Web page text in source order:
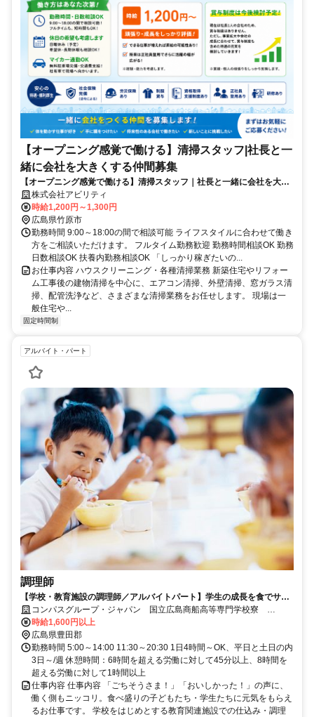
【オープニング感覚で働ける】清掃スタッフ|社長と一
緒に会社を大きくする仲間募集
【オープニング感覚で働ける】清掃スタッフ｜社長と一緒に会社を大き
くする仲間募集
株式会社アビリティ
時給1,200円～1,300円
広島県竹原市
勤務時間 9:00～18:00の間で相談可能 ライフスタイルに合わせて働き
方をご相談いただけます。 フルタイム勤務歓迎 勤務時間相談OK 勤務
日数相談OK 扶養内勤務相談OK 「しっかり稼ぎたいの...
お仕事内容 ハウスクリーニング・各種清掃業務 新築住宅やリフォー
ム工事後の建物清掃を中心に、エアコン清掃、外壁清掃、窓ガラス清
掃、配管洗浄など、さまざまな清掃業務をお任せします。 現場は一
般住宅や...
固定時間制
アルバイト・パート
調理師
【学校・教育施設の調理師／アルバイトパート】学生の成長を食でサポ
ート！調理師スキル活かせる
コンパスグループ・ジャパン 国立広島商船高等専門学校寮
35005_p
時給1,600円以上
広島県豊田郡
勤務時間 5:00～14:00 11:30～20:30 1日4時間～OK、平日と土日の内
3日～/週 休憩時間：6時間を超える労働に対して45分以上、8時間を
超える労働に対して1時間以上
仕事内容 仕事内容 「ごちそうさま！」「おいしかった！」の声に、
働く側もニッコリ。食べ盛りの子どもたち・学生たちに元気をもらえ
るお仕事です。 学校をはじめとする教育関連施設での仕込み・調理